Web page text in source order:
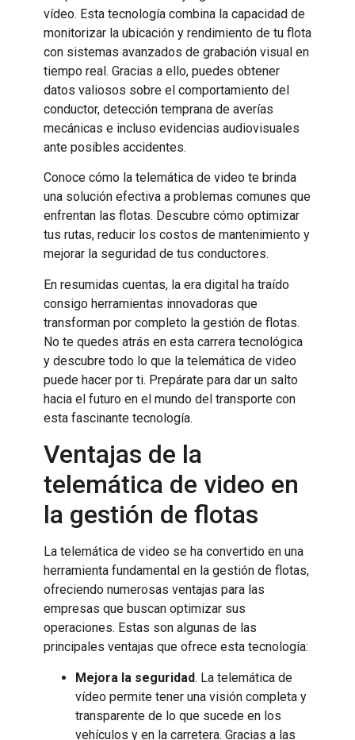
vídeo. Esta tecnología combina la capacidad de
monitorizar la ubicación y rendimiento de tu flota
con sistemas avanzados de grabación visual en
tiempo real. Gracias a ello, puedes obtener
datos valiosos sobre el comportamiento del
conductor, detección temprana de averías
mecánicas e incluso evidencias audiovisuales
ante posibles accidentes.
Conoce cómo la telemática de video te brinda
una solución efectiva a problemas comunes que
enfrentan las flotas. Descubre cómo optimizar
tus rutas, reducir los costos de mantenimiento y
mejorar la seguridad de tus conductores.
En resumidas cuentas, la era digital ha traído
consigo herramientas innovadoras que
transforman por completo la gestión de flotas.
No te quedes atrás en esta carrera tecnológica
y descubre todo lo que la telemática de video
puede hacer por ti. Prepárate para dar un salto
hacia el futuro en el mundo del transporte con
esta fascinante tecnología.
Ventajas de la
telemática de video en
la gestión de flotas
La telemática de video se ha convertido en una
herramienta fundamental en la gestión de flotas,
ofreciendo numerosas ventajas para las
empresas que buscan optimizar sus
operaciones. Estas son algunas de las
principales ventajas que ofrece esta tecnología:
Mejora la seguridad. La telemática de
vídeo permite tener una visión completa y
transparente de lo que sucede en los
vehículos y en la carretera. Gracias a las